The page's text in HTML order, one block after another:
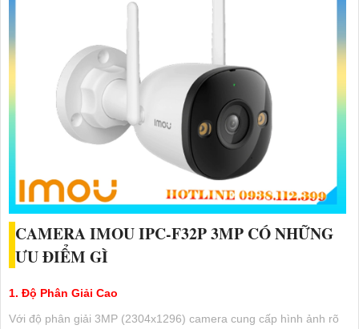
CAMERA IMOUIPC-F32P3MP CÓ NHỮNG
ƯU ĐIỂM GÌ
1. Độ Phân Giải Cao
Với độ phân giải 3MP (2304x1296) camera cung cấp hình ảnh rõ